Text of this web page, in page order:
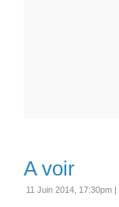
A voir
11 Juin 2014, 17:30pm |